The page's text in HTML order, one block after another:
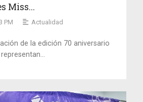
Miss...
PM Actualidad
de la edición 70 aniversario